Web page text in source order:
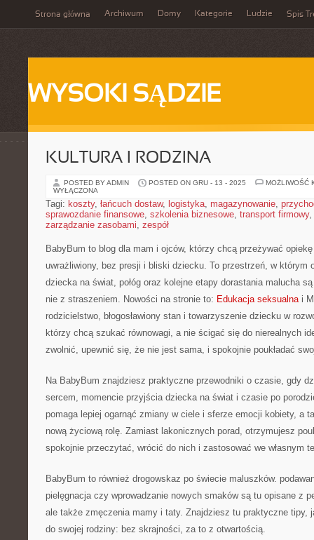
Strona główna Archiwum Domy Kategorie Ludzie Spis
WYSOKI SĄDZIE
KULTURA I RODZINA
POSTED BY ADMIN POSTED ON GRU - 13 - 2025
MOŻLIWOŚĆ
WYŁĄCZONA
Tagi: koszty, łańcuch dostaw, logistyka, magazynowanie,
sprawozdanie finansowe, szkolenia biznesowe, transport firmowy,
zarządzanie zasobami, zespół
BabyBum to blog dla mam i ojców, którzy chcą przeżywać
uwrażliwiony, bez presji i bliski dziecku. To przestrzeń, w którym
dziecka na świat, połóg oraz kolejne etapy dorastania malucha
nie z straszeniem. Nowości na stronie to: Edukacja seksualnai
rodzicielstwo, błogosławiony stan i towarzyszenie dziecku w
którzy chcą szukać równowagi, a nie ścigać się do nierealnych
zwolnić, upewnić się, że nie jest sama, i spokojnie poukładać
Na BabyBum znajdziesz praktyczne przewodniki o czasie, gdy
sercem, momencie przyjścia dziecka na świat i czasie po
pomaga lepiej ogarnąć zmiany w ciele i sferze emocji kobiety, a
nową życiową rolę. Zamiast lakonicznych porad, otrzymujesz
spokojnie przeczytać, wrócić do nich i zastosować we własnym
BabyBum to również drogowskaz po świecie maluszków.
pielęgnacja czy wprowadzanie nowych smaków są tu opisane z
ale także zmęczenia mamy i taty. Znajdziesz tu praktyczne tipy,
do swojej rodziny: bez skrajności, za to z otwartością.